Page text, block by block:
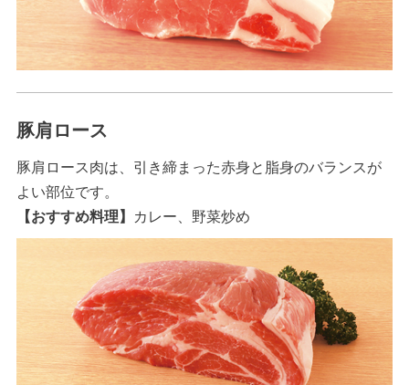
豚肩ロース
豚肩ロース肉は、引き締まった赤身と脂身のバランスが
よい部位です。
【おすすめ料理】
カレー、野菜炒め